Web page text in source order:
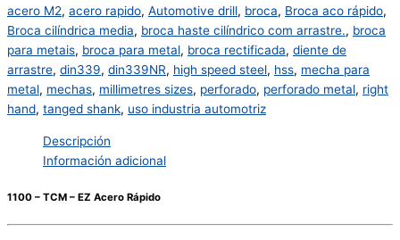
acero M2, acero rapido, Automotive drill, broca, Broca aco rápido,
Broca cilíndrica media, broca haste cilíndrico com arrastre., broca
para metais, broca para metal, broca rectificada, diente de
arrastre, din339, din339NR, high speed steel, hss, mecha para
metal, mechas, millimetres sizes, perforado, perforado metal, right
hand, tanged shank, uso industria automotriz
Descripción
Información adicional
1100 – TCM – EZ Acero Rápido